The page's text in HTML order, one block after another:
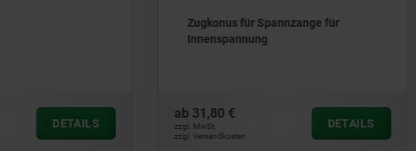
für
DETAILS
Spanndorne
ab 81,15 €
zzgl. MwSt.
zzgl. Versandkosten
DETAILS